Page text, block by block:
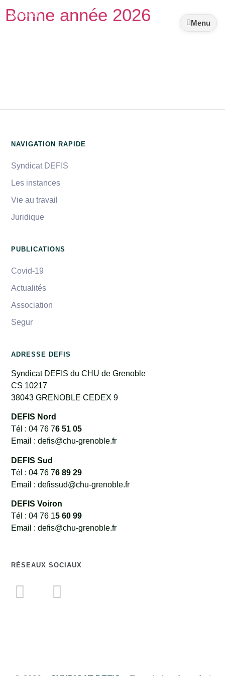
Syndicat
DEFIS Menu
Bonne année 2026
NAVIGATION RAPIDE
Syndicat DEFIS
Les instances
Vie au travail
Juridique
PUBLICATIONS
Covid-19
Actualités
Association
Segur
ADRESSE DEFIS
Syndicat DEFIS du CHU de Grenoble
CS 10217
38043 GRENOBLE CEDEX 9
DEFIS Nord
Tél : 04 76 76 51 05
Email : defis@chu-grenoble.fr
DEFIS Sud
Tél : 04 76 76 89 29
Email : defissud@chu-grenoble.fr
DEFIS Voiron
Tél : 04 76 15 60 99
Email : defis@chu-grenoble.fr
RÉSEAUX SOCIAUX